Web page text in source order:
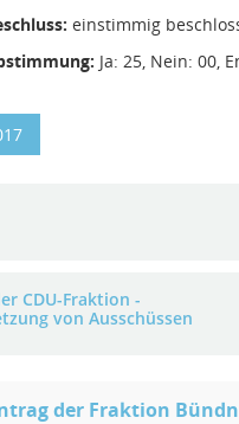
einstimmig
Ja: 25, Nein: 00,
CDU-Fraktion -
von Ausschüssen
der Fraktion